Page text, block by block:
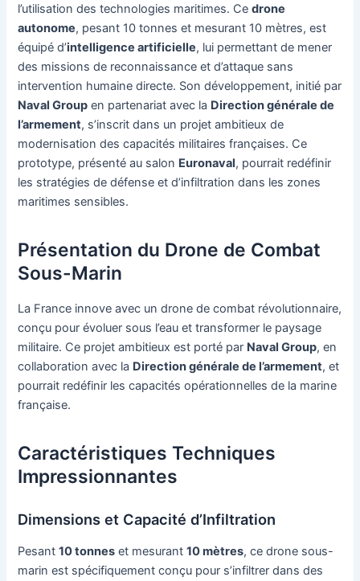
l’utilisation des technologies maritimes. Cedrone
autonome, pesant 10 tonnes et mesurant 10 mètres, est
équipé d’intelligence artificielle, lui permettant de mener
des missions de reconnaissance et d’attaque sans
intervention humaine directe. Son développement, initié par
Naval Group en partenariat avec la Direction générale de
l’armement, s’inscrit dans un projet ambitieux de
modernisation des capacités militaires françaises. Ce
prototype, présenté au salon Euronaval, pourrait redéfinir
les stratégies de défense et d’infiltration dans les zones
maritimes sensibles.
Présentation du Drone de Combat
Sous-Marin
La France innove avec un drone de combat révolutionnaire,
conçu pour évoluer sous l’eau et transformer le paysage
militaire. Ce projet ambitieux est porté par Naval Group, en
collaboration avec la Direction générale de l’armement, et
pourrait redéfinir les capacités opérationnelles de la marine
française.
Caractéristiques Techniques
Impressionnantes
Dimensions et Capacité d’Infiltration
Pesant10 tonnes et mesurant10 mètres, ce drone sous-
marin est spécifiquement conçu pour s’infiltrer dans des